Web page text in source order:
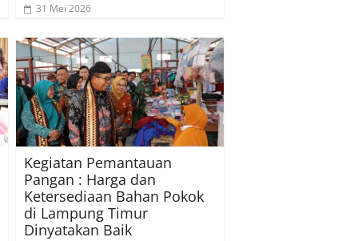
31 Mei 2026
Kegiatan Pemantauan
Pangan : Harga dan
Ketersediaan Bahan Pokok
di Lampung Timur
Dinyatakan Baik